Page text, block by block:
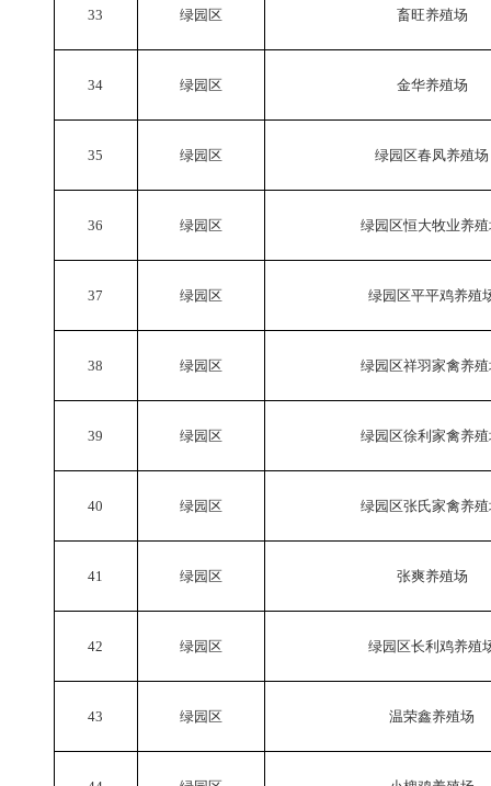
33 绿园区 畜旺养殖场
34 绿园区 金华养殖场
35 绿园区 绿园区春凤养殖场
36 绿园区 绿园区恒大牧业养
37 绿园区 绿园区平平鸡养殖
38 绿园区 绿园区祥羽家禽养
39 绿园区 绿园区徐利家禽养
40 绿园区 绿园区张氏家禽养
41 绿园区 张爽养殖场
42 绿园区 绿园区长利鸡养殖
43 绿园区 温荣鑫养殖场